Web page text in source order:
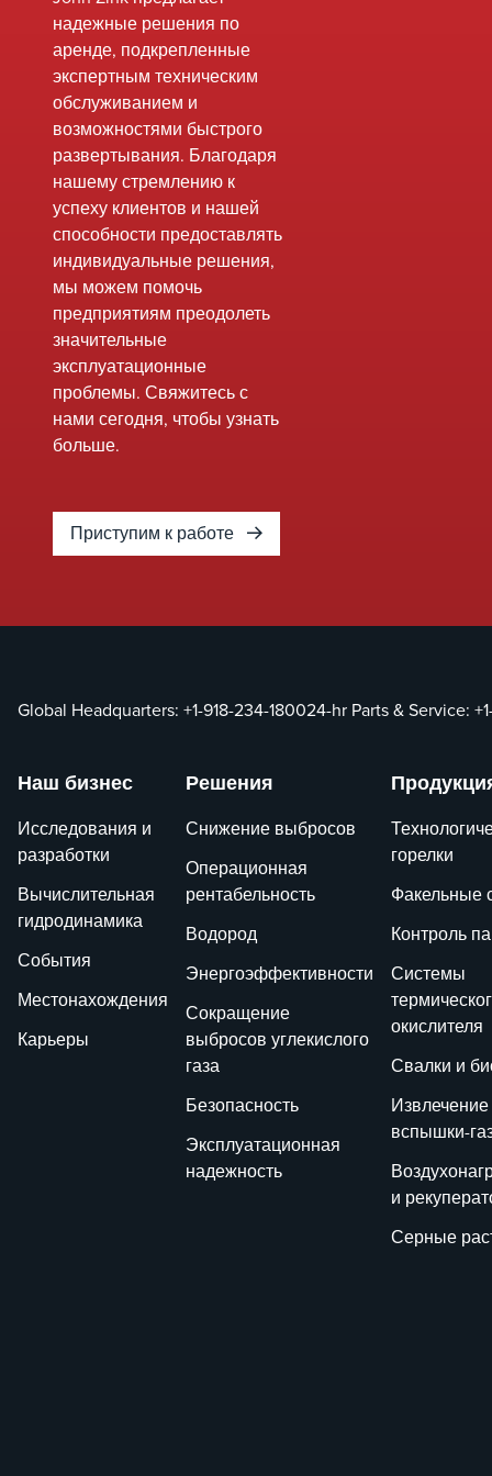
влияющие на
промышленность
синтетического
органического
химического
производства (SCOMI).
Одной из важнейших
задач в этих правилах
является
прогнозирование
темпов эмиссии
диоксинов и фуранов
(CDD/CDF).
надежные решения по
аренде, подкрепленные
экспертным техническим
обслуживанием и
возможностями быстрого
развертывания. Благодаря
нашему стремлению к
успеху клиентов и нашей
способности предоставлять
индивидуальные решения,
мы можем помочь
предприятиям преодолеть
значительные
эксплуатационные
проблемы. Свяжитесь с
нами сегодня, чтобы узнать
больше.
Приступим к работе
Global Headquarters: +1-918-234-180024-hr Parts & Service:
Наш бизнес
Исследования и
разработки
Вычислительная
гидродинамика
События
Местонахождения
Карьеры
Решения
Снижение выбросов
Операционная
рентабельность
Водород
Энергоэффективности
Сокращение
выбросов углекислого
газа
Безопасность
Эксплуатационная
надежность
горелки
Факельные
Контроль
Системы
окислителя
Свалки и
Извлечение
вспышки-
и
Серные